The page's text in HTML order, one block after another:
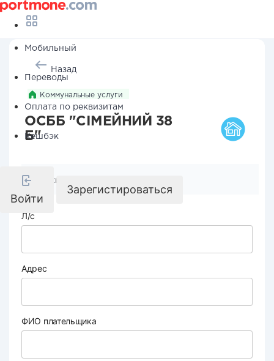
Мобильный
Переводы
Оплата по реквизитам
Кешбэк
Войти
Зарегистироваться
Назад
Коммунальные услуги
ОСББ "СІМЕЙНИЙ 38
Б"
Реквизиты компании
Л/с
Адрес
ФИО плательщика